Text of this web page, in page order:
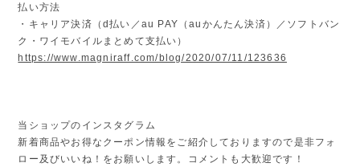
払い方法
・キャリア決済（d払い／au PAY（auかんたん決済）／ソフトバン
ク・ワイモバイルまとめて支払い）
https://www.magniraff.com/blog/2020/07/11/123636
当ショップのインスタグラム
新着商品やお得なクーポン情報をご紹介しておりますので是非フォ
ロー及びいいね！をお願いします。コメントも大歓迎です！